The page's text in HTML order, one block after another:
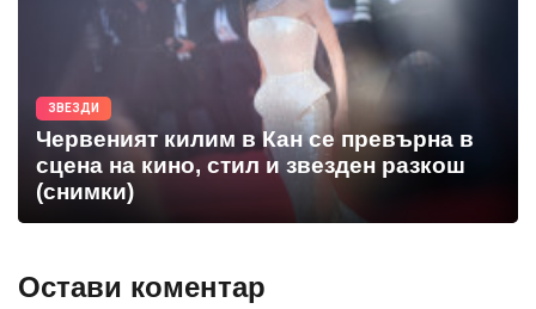
ЗВЕЗДИ
Червеният килим в Кан се превърна в
сцена на кино, стил и звезден разкош
(снимки)
Остави коментар